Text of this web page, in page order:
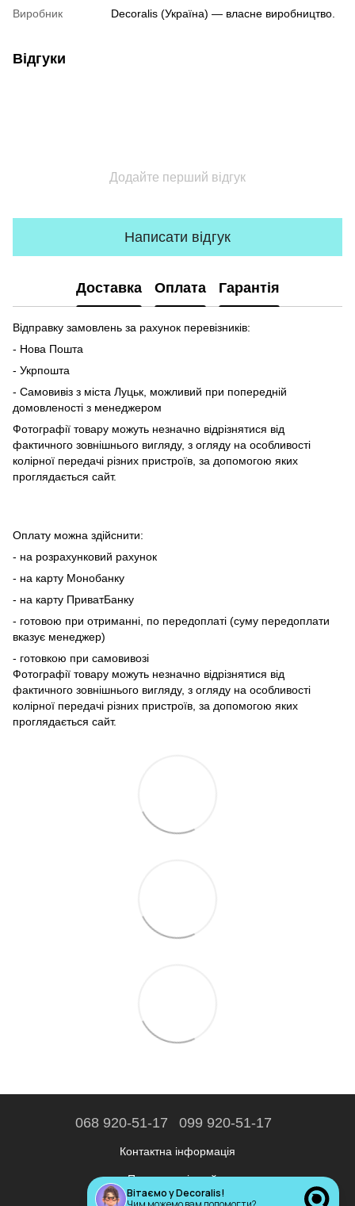
Виробник Decoralis (Україна) — власне виробництво.
Відгуки
Додайте перший відгук
Написати відгук
Доставка Оплата Гарантія
Відправку замовлень за рахунок перевізників:
- Нова Пошта
- Укрпошта
- Самовивіз з міста Луцьк, можливий при попередній
домовленості з менеджером
Фотографії товару можуть незначно відрізнятися від
фактичного зовнішнього вигляду, з огляду на особливості
колірної передачі різних пристроїв, за допомогою яких
проглядається сайт.
Оплату можна здійснити:
- на розрахунковий рахунок
- на карту Монобанку
- на карту ПриватБанку
- готовою при отриманні, по передоплаті (суму передоплати
вказує менеджер)
- готовкою при самовивозі
Фотографії товару можуть незначно відрізнятися від
фактичного зовнішнього вигляду, з огляду на особливості
колірної передачі різних пристроїв, за допомогою яких
проглядається сайт.
068 920-51-17 099 920-51-17
Контактна інформація
Повна версія сайту
Вітаємо у Decoralis!